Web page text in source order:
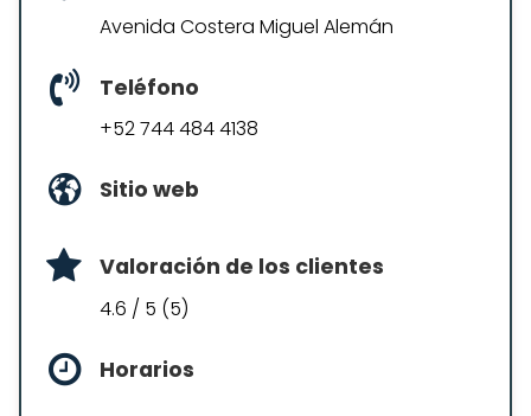
Avenida Costera Miguel Alemán
Teléfono
+52 744 484 4138
Sitio web
Valoración de los clientes
4.6 / 5 (5)
Horarios